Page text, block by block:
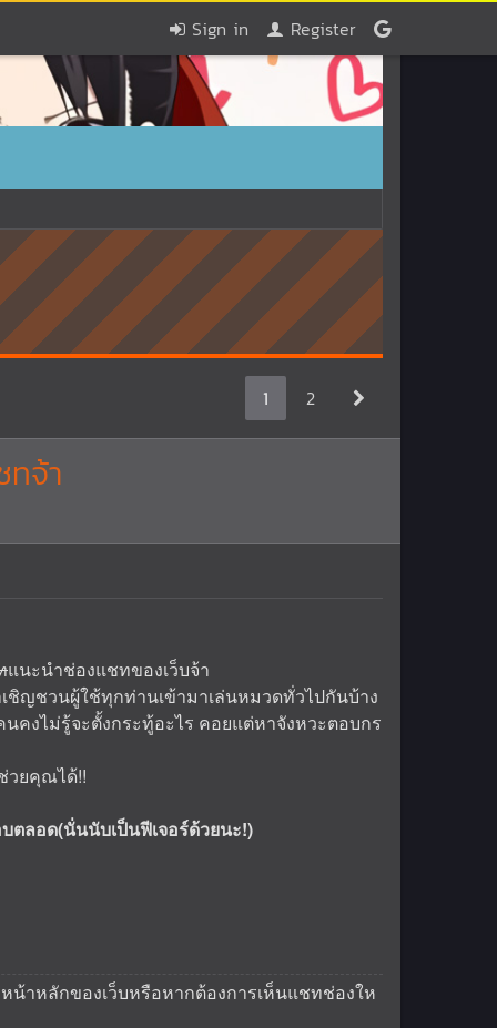
Sign in Register
1 2
ทจ้า
แนะนำช่องแชทของเว็บจ้า
เชิญชวนผู้ใช้ทุกท่านเข้ามาเล่นหมวดทั่วไปกันบ้าง
คงไม่รู้จะตั้งกระทู้อะไร คอยแต่หาจังหวะตอบกร
วยคุณได้!!
ตลอด(นั่นนับเป็นฟีเจอร์ด้วยนะ!)
น้าหลักของเว็บหรือหากต้องการเห็นแชทช่องให